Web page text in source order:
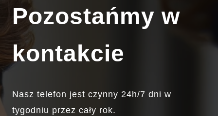
Pozostańmy w
kontakcie
Nasz telefon jest czynny 24h/7 dni w
tygodniu przez cały rok.